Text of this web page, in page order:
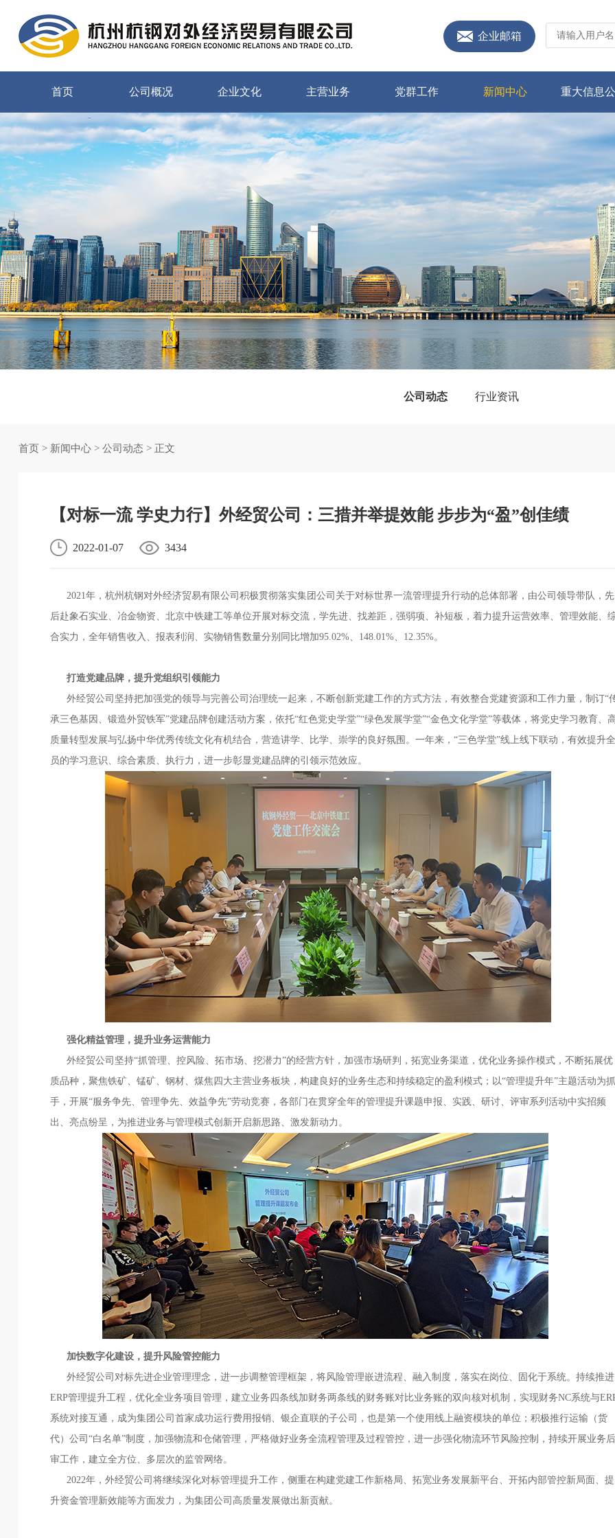
企业邮箱
首页 公司概况 企业文化 主营业务 党群工作 新闻中心 重大信息
公司动态 行业资讯
首页> 新闻中心> 公司动态 > 正文
【对标一流 学史力行】外经贸公司：三措并举提效能 步步为“盈”创佳绩
2022-01-07 3434
2021年，杭州杭钢对外经济贸易有限公司积极贯彻落实集团公司关于对标世界一流管理提升行动的总体部署，由公司领导带队，先
后赴象石实业、冶金物资、北京中铁建工等单位开展对标交流，学先进、找差距，强弱项、补短板，着力提升运营效率、管理效能、
合实力，全年销售收入、报表利润、实物销售数量分别同比增加95.02%、148.01%、12.35%。
打造党建品牌，提升党组织引领能力
外经贸公司坚持把加强党的领导与完善公司治理统一起来，不断创新党建工作的方式方法，有效整合党建资源和工作力量，制订“
承三色基因、锻造外贸铁军”党建品牌创建活动方案，依托“红色党史学堂”“绿色发展学堂”“金色文化学堂”等载体，将党史学习教育、
质量转型发展与弘扬中华优秀传统文化有机结合，营造讲学、比学、崇学的良好氛围。一年来，“三色学堂”线上线下联动，有效提升全
员的学习意识、综合素质、执行力，进一步彰显党建品牌的引领示范效应。
强化精益管理，提升业务运营能力
外经贸公司坚持“抓管理、控风险、拓市场、挖潜力”的经营方针，加强市场研判，拓宽业务渠道，优化业务操作模式，不断拓展优
质品种，聚焦铁矿、锰矿、钢材、煤焦四大主营业务板块，构建良好的业务生态和持续稳定的盈利模式；以“管理提升年”主题活动为抓
手，开展“服务争先、管理争先、效益争先”劳动竞赛，各部门在贯穿全年的管理提升课题申报、实践、研讨、评审系列活动中实招频
出、亮点纷呈，为推进业务与管理模式创新开启新思路、激发新动力。
加快数字化建设，提升风险管控能力
外经贸公司对标先进企业管理理念，进一步调整管理框架，将风险管理嵌进流程、融入制度，落实在岗位、固化于系统。持续推进
ERP管理提升工程，优化全业务项目管理，建立业务四条线加财务两条线的财务账对比业务账的双向核对机制，实现财务NC系统与
系统对接互通，成为集团公司首家成功运行费用报销、银企直联的子公司，也是第一个使用线上融资模块的单位；积极推行运输（货
代）公司“白名单”制度，加强物流和仓储管理，严格做好业务全流程管理及过程管控，进一步强化物流环节风险控制，持续开展业务后
审工作，建立全方位、多层次的监管网络。
2022年，外经贸公司将继续深化对标管理提升工作，侧重在构建党建工作新格局、拓宽业务发展新平台、开拓内部管控新局面、提
升资金管理新效能等方面发力，为集团公司高质量发展做出新贡献。